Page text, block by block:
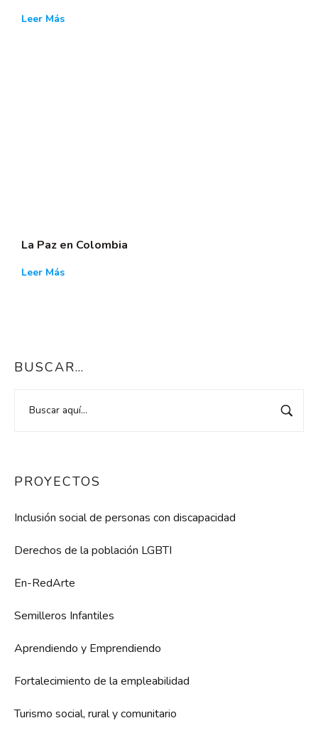
BUSCAR…
PROYECTOS
Inclusión social de personas con discapacidad
Derechos de la población LGBTI
En-RedArte
Semilleros Infantiles
Aprendiendo y Emprendiendo
Fortalecimiento de la empleabilidad
Turismo social, rural y comunitario
Leer Más
La Paz en Colombia
Leer Más